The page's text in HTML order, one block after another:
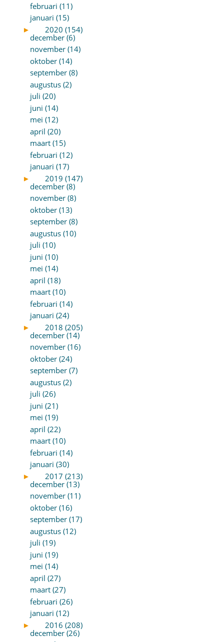
februari (11)
januari (15)
►
2020 (154)
december (6)
november (14)
oktober (14)
september (8)
augustus (2)
juli (20)
juni (14)
mei (12)
april (20)
maart (15)
februari (12)
januari (17)
►
2019 (147)
december (8)
november (8)
oktober (13)
september (8)
augustus (10)
juli (10)
juni (10)
mei (14)
april (18)
maart (10)
februari (14)
januari (24)
►
2018 (205)
december (14)
november (16)
oktober (24)
september (7)
augustus (2)
juli (26)
juni (21)
mei (19)
april (22)
maart (10)
februari (14)
januari (30)
►
2017 (213)
december (13)
november (11)
oktober (16)
september (17)
augustus (12)
juli (19)
juni (19)
mei (14)
april (27)
maart (27)
februari (26)
januari (12)
►
2016 (208)
december (26)